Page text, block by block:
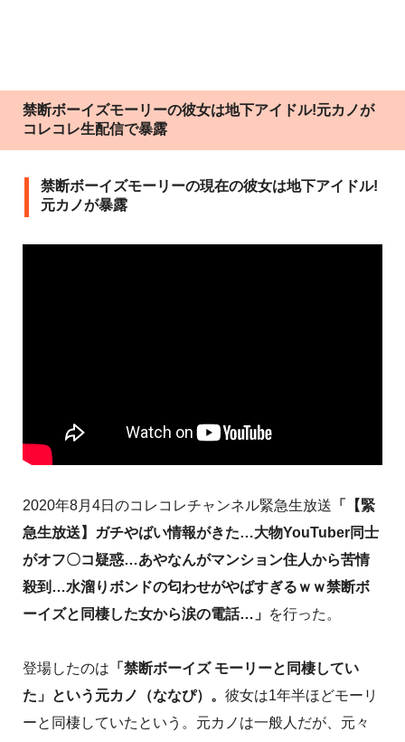
禁断ボーイズモーリーの彼女は地下アイドル!元カノが
コレコレ生配信で暴露
禁断ボーイズモーリーの現在の彼女は地下アイドル!
元カノが暴露
2020年8月4日のコレコレチャンネル緊急生放送 「【緊
急生放送】ガチやばい情報がきた…大物YouTuber同士
がオフ〇コ疑惑…あやなんがマンション住人から苦情
殺到…水溜りボンドの匂わせがやばすぎるｗｗ禁断ボ
ーイズと同棲した女から涙の電話…」 を行った。
登場したのは 「禁断ボーイズ モーリーと同棲してい
た」という元カノ（ななぴ）。 彼女は1年半ほどモーリ
ーと同棲していたという。元カノは一般人だが、元々